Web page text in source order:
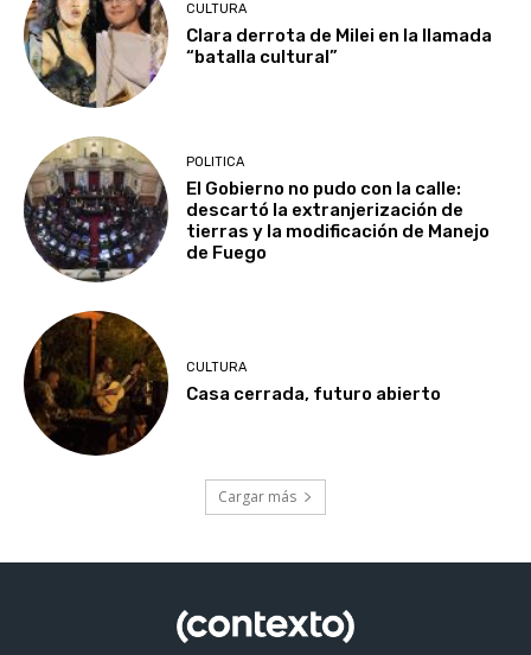
CULTURA
Clara derrota de Milei en la llamada
“batalla cultural”
POLITICA
El Gobierno no pudo con la calle:
descartó la extranjerización de
tierras y la modificación de Manejo
de Fuego
CULTURA
Casa cerrada, futuro abierto
Cargar más